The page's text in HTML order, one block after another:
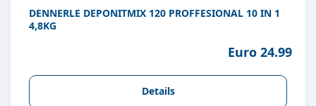
DENNERLE DEPONITMIX 120 PROFFESIONAL 10 IN 1
4,8KG
Euro 24.99
Details